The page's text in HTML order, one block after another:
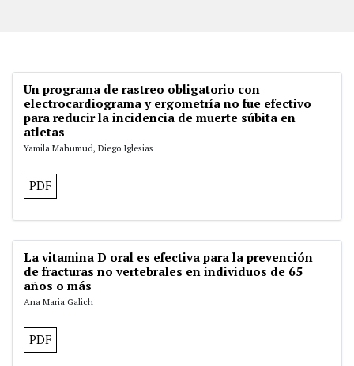
Un programa de rastreo obligatorio con
electrocardiograma y ergometría no fue efectivo
para reducir la incidencia de muerte súbita en
atletas
Yamila Mahumud, Diego Iglesias
PDF
La vitamina D oral es efectiva para la prevención
de fracturas no vertebrales en individuos de 65
años o más
Ana Maria Galich
PDF